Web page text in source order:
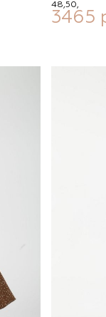
48,50,
3465